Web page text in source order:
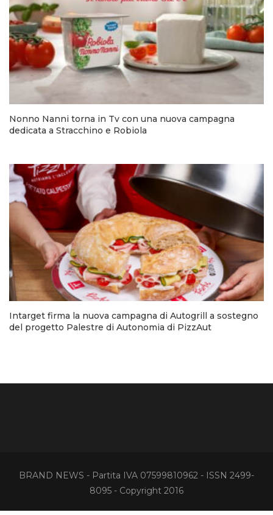
Nonno Nanni torna in Tv con una nuova campagna
dedicata a Stracchino e Robiola
Intarget firma la nuova campagna di Autogrill a sostegno
del progetto Palestre di Autonomia di PizzAut
BRAND NEWS - Partita IVA 07599810962 - ISSN 2499-
8095 - Copyright 2016